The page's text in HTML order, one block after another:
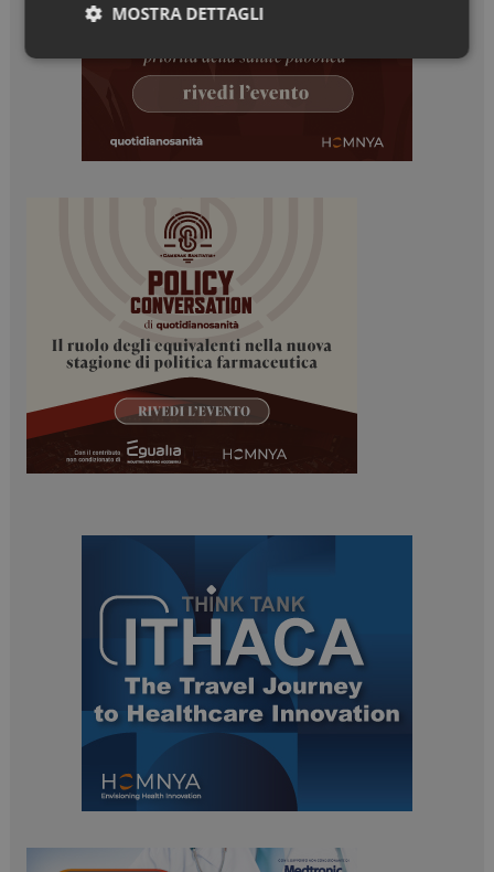
MOSTRA DETTAGLI
Necessari Marketing
Necessari
I cookie necessari contribuiscono a rendere fruibile il
sito web abilitandone funzionalità di base quali la
navigazione sulle pagine e l'accesso alle aree
protette del sito. Il sito web non è in grado di
funzionare correttamente senza questi cookie.
NOME
FORNITORE / DOMINIO
_ga
Google LLC
.dailyhealthindustry.it